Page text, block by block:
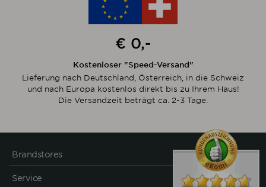
€ 0,-
Kostenloser "Speed-Versand"
Lieferung nach Deutschland, Österreich, in die Schweiz
und nach Europa kostenlos direkt bis zu Ihrem Haus!
Die Versandzeit beträgt ca. 2-3 Tage.
Brandstores
Service